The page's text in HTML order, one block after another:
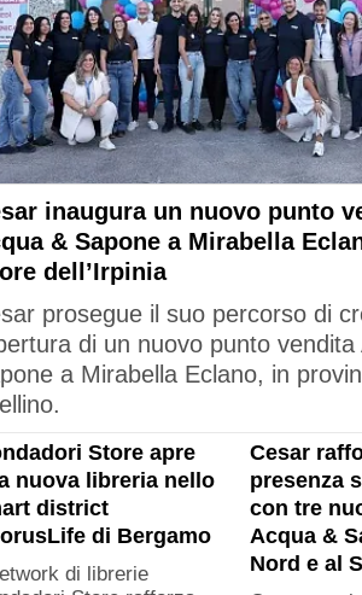
inaugura un nuovo punto
& Sapone a Mirabella
dell’Irpinia
prosegue il suo percorso di
di un nuovo punto
a Mirabella Eclano, in
Store apre
nuova libreria nello
district
di Bergamo
di librerie
Cesar
presenza
con tre
Acqua &
Nord e al